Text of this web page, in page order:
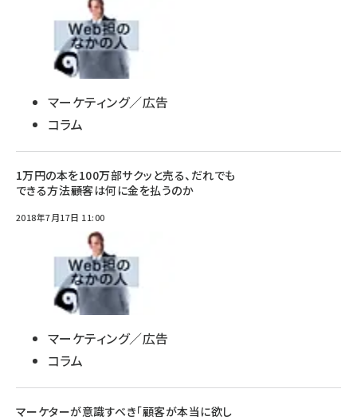
マーケティング／広告
コラム
1万円の本を100万部サクッと売る、だれでも
できる方法――顧客は何に金を払うのか
2018年7月17日 11:00
マーケティング／広告
コラム
マーケターが意識すべき「顧客が本当に欲し